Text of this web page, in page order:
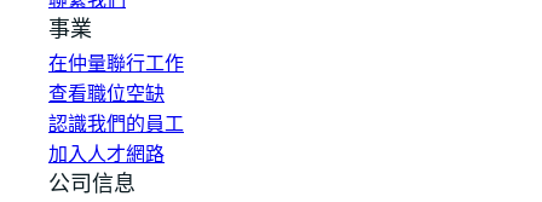
事業
在仲量聯行工作
查看職位空缺
認識我們的員工
加入人才網路
公司信息